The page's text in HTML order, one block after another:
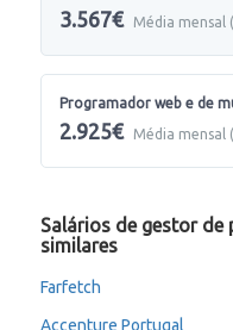
3.567€ Média mensal
Programador web e de
2.925€ Média mensal
Salários de gestor de
similares
Farfetch
Accenture Portugal